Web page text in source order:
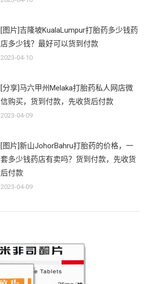
[图片]吉隆坡KualaLumpur打胎药多少钱药
店多少钱？最好可以货到付款
2023-04-10
[分享]马六甲州Melaka打胎药私人网店微
信购买，货到付款，先收货后付款
2023-04-09
[图片]新山JohorBahru打胎药的价格，一
套多少钱药店有卖吗？货到付款，先收货
后付款
2023-04-09